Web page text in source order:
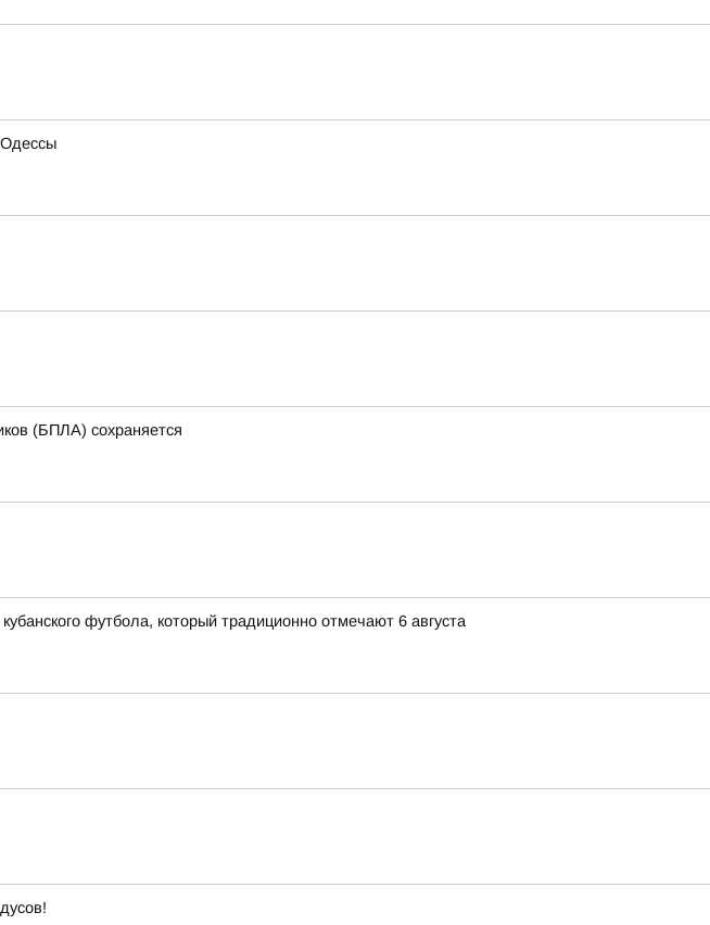
Одессы
(БПЛА) сохраняется
футбола, который традиционно отмечают 6 августа